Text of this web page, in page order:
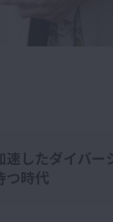
速したダイバー
つ時代